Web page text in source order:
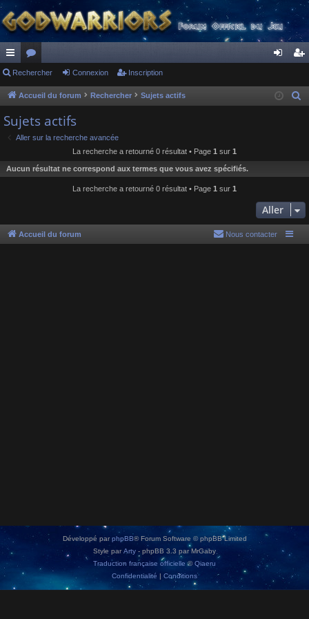
ac
co
ur
ci
or
u
s
ne cri
Rechercher Connexion Inscription
Accueil du forum Rechercher Sujets actifs
h
e
Sujets actifs
Aller sur la recherche avancée
La recherche a retourné 0 résultat • Page 1 sur 1
Aucun résultat ne correspond aux termes que vous avez spécifiés.
La recherche a retourné 0 résultat • Page 1 sur 1
Aller
Accueil du forum Nous contacter
Développé par phpBB® Forum Software © phpBB Limited
Style parArty - phpBB 3.3 par MrGaby
Traduction française officielle ©Qiaeru
Confidentialité | Conditions